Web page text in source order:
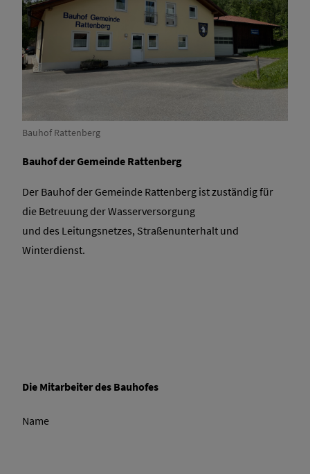
Bauhof Rattenberg
Bauhof der Gemeinde Rattenberg
Der Bauhof der Gemeinde Rattenberg ist zuständig für
die Betreuung der Wasserversorgung
und des Leitungsnetzes, Straßenunterhalt und
Winterdienst.
Die Mitarbeiter des Bauhofes
Name